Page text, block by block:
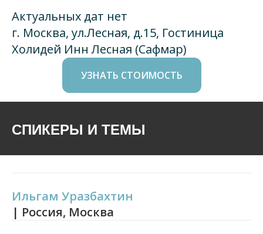
Актуальных дат нет
г. Москва, ул.Лесная, д.15, Гостиница
Холидей Инн Лесная (Сафмар)
УЗНАТЬ СТОИМОСТЬ
СПИКЕРЫ И ТЕМЫ
Ильгам Уразбахтин
| Россия, Москва